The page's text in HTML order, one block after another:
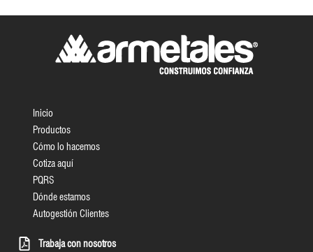
Inicio
Productos
Cómo lo hacemos
Cotiza aquí
PQRS
Dónde estamos
Autogestión Clientes
Trabaja con nosotros